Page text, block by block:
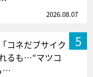
2026.08.07
5
コネだブサイク
るも…“マツコ
…